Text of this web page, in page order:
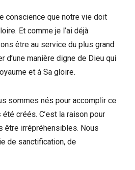
conscience que notre vie doit
Et comme je l’ai déjà
être au service du plus grand
d’une manière digne de Dieu qui
et à Sa gloire.
sommes nés pour accomplir ce
créés. C’est la raison pour
être irrépréhensibles. Nous
de sanctification, de